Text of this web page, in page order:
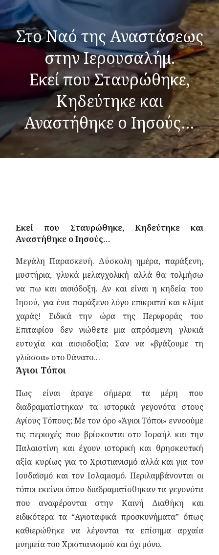
Στο Ναό της Αναστάσεως
στην Ιερουσαλήμ.
Εκεί που Σταυρώθηκε,
Κηδεύτηκε και
Αναστήθηκε ο Ιησούς…
Εκεί που Σταυρώθηκε, Κηδεύτηκε και
Αναστήθηκε ο Ιησούς…
Μεγάλη Παρασκευή. Δύσκολη ημέρα, παράξενη,
μυστήρια, γλυκά μελαγχολική αλλά θα τολμήσω
να πω και αισιόδοξη. Αν και είναι η κηδεία του
Ιησού, για ένα παράξενο λόγο επικρατεί και κλίμα
χαράς! Ειδικά την ώρα της Περιφοράς του
Επιταφίου δεν νιώθετε μια απρόσμενη γλυκιά
ευτυχία και αισιοδοξία; Σαν να «βγάζουμε τη
γλώσσα» στο θάνατο…
Άγιοι Τόποι
Πως είναι άραγε σήμερα τα μέρη που
διαδραματίστηκαν τα ιστορικά γεγονότα στους
Αγίους Τόπους; Με τον όρο «Άγιοι Τόποι» εννοούμε
τις περιοχές που βρίσκονται στο Ισραήλ και την
Παλαιστίνη και έχουν ιστορική και θρησκευτική
αξία κυρίως για το Χριστιανισμό αλλά και για τον
Ιουδαϊσμό και τον Ισλαμισμό. Περιλαμβάνονται οι
τόποι εκείνοι όπου διαδραματίσθηκαν τα γεγονότα
που αναφέρονται στην Καινή Διαθήκη και
ειδικότερα τα “Αγιοταφικά προσκυνήματα” όπως
καθιερώθηκε να λέγονται τα επίσημα αρχαία
μνημεία του Χριστιανισμού και όχι μόνο.